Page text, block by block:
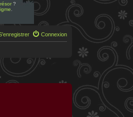
?
Connexion